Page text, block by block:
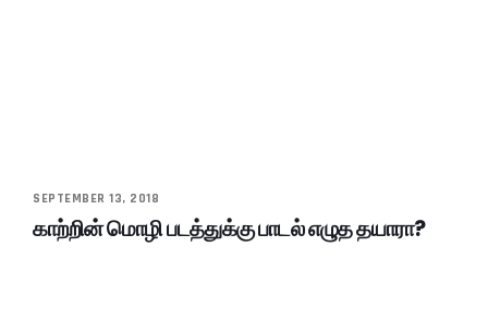
SEPTEMBER 13, 2018
காற்றின் மொழி படத்துக்கு பாடல் எழுத தயாரா?